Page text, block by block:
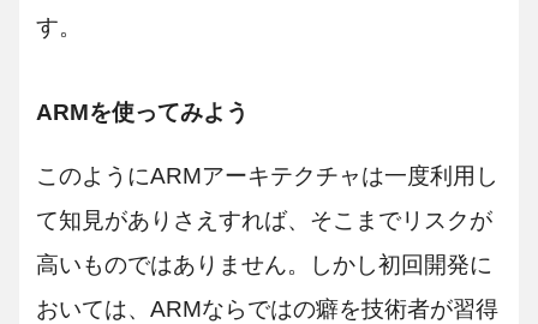
す。
ARMを使ってみよう
このようにARMアーキテクチャは一度利用し
て知見がありさえすれば、そこまでリスクが
高いものではありません。しかし初回開発に
おいては、ARMならではの癖を技術者が習得